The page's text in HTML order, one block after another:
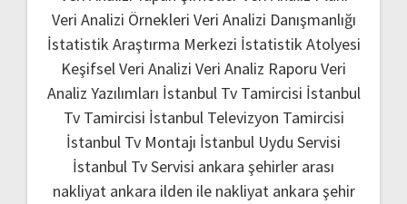
Veri Analizi Örnekleri Veri Analizi Danışmanlığı
İstatistik Araştırma Merkezi İstatistik Atolyesi
Keşifsel Veri Analizi Veri Analiz Raporu Veri
Analiz Yazılımları İstanbul Tv Tamircisi İstanbul
Tv Tamircisi İstanbul Televizyon Tamircisi
İstanbul Tv Montajı İstanbul Uydu Servisi
İstanbul Tv Servisi ankara şehirler arası
nakliyat ankara ilden ile nakliyat ankara şehir